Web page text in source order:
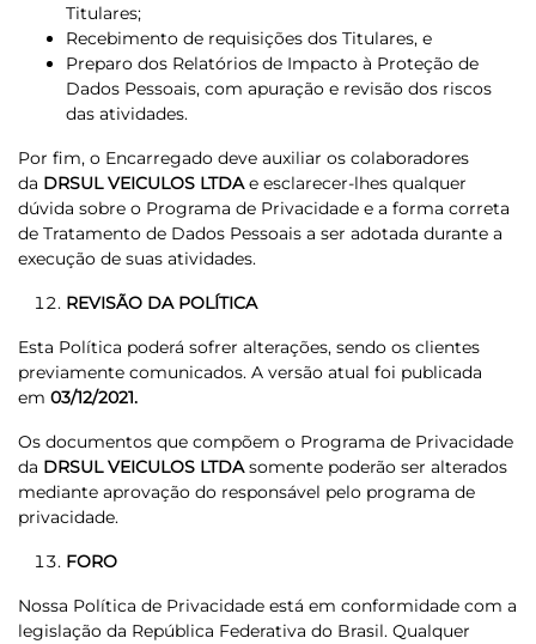
Titulares;
Recebimento de requisições dos Titulares, e
Preparo dos Relatórios de Impacto à Proteção de
Dados Pessoais, com apuração e revisão dos riscos
das atividades.
Por fim, o Encarregado deve auxiliar os colaboradores
da DRSUL VEICULOS LTDAe esclarecer-lhes qualquer
dúvida sobre o Programa de Privacidade e a forma correta
de Tratamento de Dados Pessoais a ser adotada durante a
execução de suas atividades.
REVISÃO DA POLÍTICA
Esta Política poderá sofrer alterações, sendo os clientes
previamente comunicados. A versão atual foi publicada
em 03/12/2021.
Os documentos que compõem o Programa de Privacidade
da DRSUL VEICULOS LTDAsomente poderão ser alterados
mediante aprovação do responsável pelo programa de
privacidade.
FORO
Nossa Política de Privacidade está em conformidade com a
legislação da República Federativa do Brasil. Qualquer